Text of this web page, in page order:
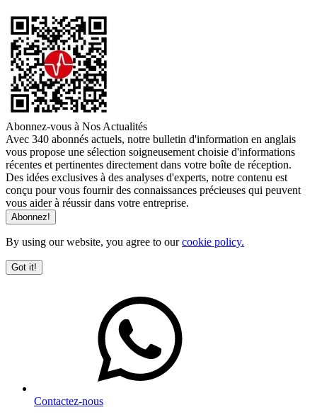
Abonnez-vous à Nos Actualités
Avec 340 abonnés actuels, notre bulletin d'information en anglais
vous propose une sélection soigneusement choisie d'informations
récentes et pertinentes directement dans votre boîte de réception.
Des idées exclusives à des analyses d'experts, notre contenu est
conçu pour vous fournir des connaissances précieuses qui peuvent
vous aider à réussir dans votre entreprise.
By using our website, you agree to ourcookie policy.
Got it!
Contactez-nous